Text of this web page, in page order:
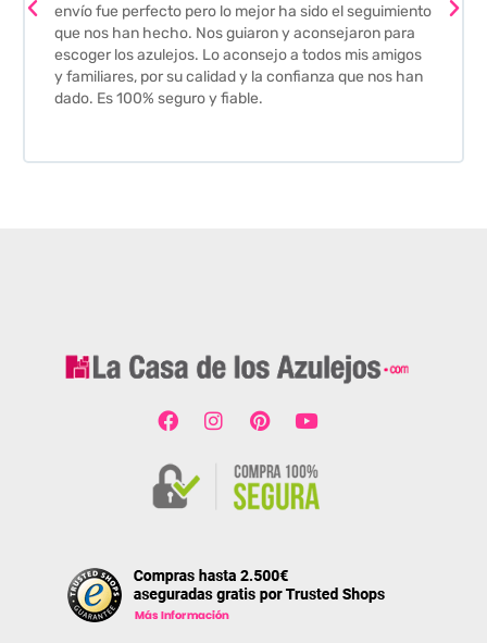
envío fue perfecto pero lo mejor ha sido el seguimiento
que nos han hecho. Nos guiaron y aconsejaron para
escoger los azulejos. Lo aconsejo a todos mis amigos
y familiares, por su calidad y la confianza que nos han
dado. Es 100% seguro y fiable.